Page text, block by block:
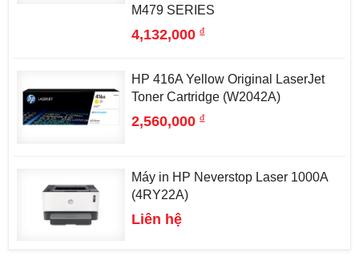
M479 SERIES
4,132,000đ
HP 416A Yellow Original LaserJet
Toner Cartridge (W2042A)
2,560,000đ
Máy in HP Neverstop Laser 1000A
(4RY22A)
Liên hệ